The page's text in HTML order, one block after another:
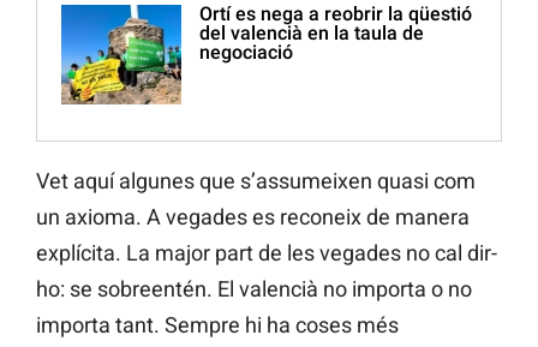
Ortí es nega a reobrir la qüestió
del valencià en la taula de
negociació
Vet aquí algunes que s’assumeixen quasi com
un axioma. A vegades es reconeix de manera
explícita. La major part de les vegades no cal dir-
ho: se sobreentén. El valencià no importa o no
importa tant. Sempre hi ha coses més